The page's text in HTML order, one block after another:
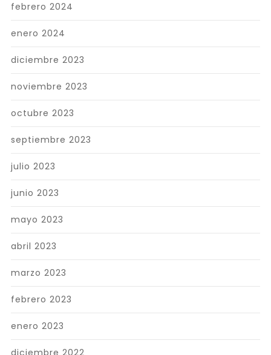
febrero 2024
enero 2024
diciembre 2023
noviembre 2023
octubre 2023
septiembre 2023
julio 2023
junio 2023
mayo 2023
abril 2023
marzo 2023
febrero 2023
enero 2023